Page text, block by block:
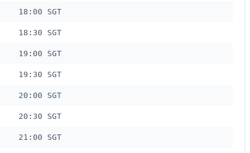
18:00 SGT
18:30 SGT
19:00 SGT
19:30 SGT
20:00 SGT
20:30 SGT
21:00 SGT